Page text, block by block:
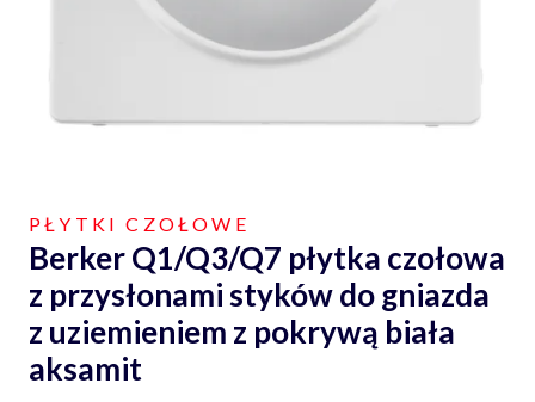
PŁYTKI CZOŁOWE
Berker Q1/Q3/Q7 płytka czołowa
z przysłonami styków do gniazda
z uziemieniem z pokrywą biała
aksamit